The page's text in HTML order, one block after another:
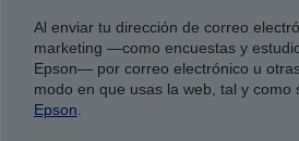
Al enviar tu dirección de correo
marketing —como encuestas y
Epson— por correo electrónico u
modo en que usas la web, tal y como
Epson